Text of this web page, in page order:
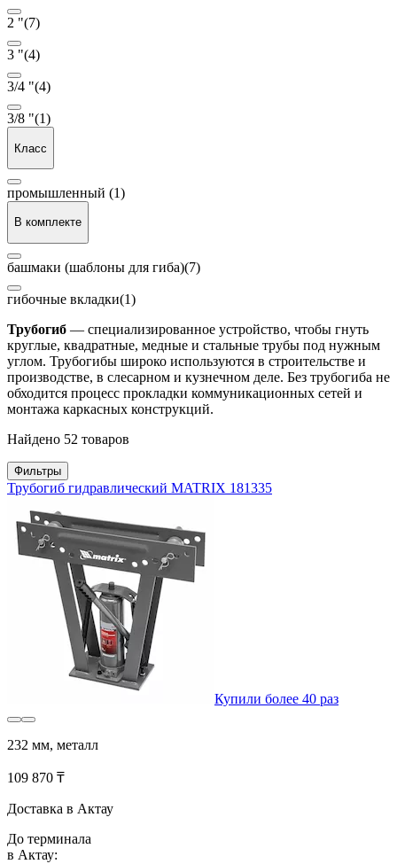
2 "(7)
3 "(4)
3/4 "(4)
3/8 "(1)
Класс
промышленный (1)
В комплекте
башмаки (шаблоны для гиба)(7)
гибочные вкладки(1)
Трубогиб — специализированное устройство, чтобы гнуть
круглые, квадратные, медные и стальные трубы под нужным
углом. Трубогибы широко используются в строительстве и
производстве, в слесарном и кузнечном деле. Без трубогиба не
обходится процесс прокладки коммуникационных сетей и
монтажа каркасных конструкций.
Найдено 52 товаров
Фильтры
Трубогиб гидравлический MATRIX 181335
Купили более 40 раз
232 мм, металл
109 870 ₸
Доставка в Актау
До терминала
в Актау: